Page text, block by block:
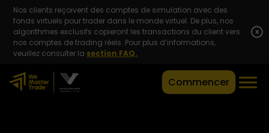
Nos clients reçoivent des comptes de simulation avec des
fonds virtuels pour trader dans le monde virtuel. De plus, nos
algorithmes exclusifs copieront les transactions du client vers
nos comptes de trading réels. Pour plus d’informations,
veuillez consulter la section FAQ.
x
Commencer